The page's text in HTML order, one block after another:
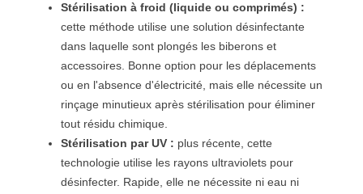
Stérilisation à froid (liquide ou comprimés) :
cette méthode utilise une solution désinfectante
dans laquelle sont plongés les biberons et
accessoires. Bonne option pour les déplacements
ou en l'absence d'électricité, mais elle nécessite un
rinçage minutieux après stérilisation pour éliminer
tout résidu chimique.
Stérilisation par UV : plus récente, cette
technologie utilise les rayons ultraviolets pour
désinfecter. Rapide, elle ne nécessite ni eau ni